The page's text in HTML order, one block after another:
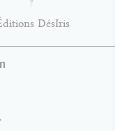
DésIris